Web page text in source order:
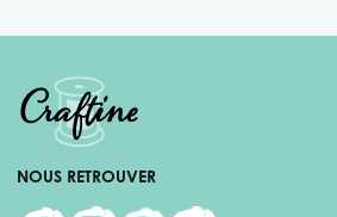
NOUS RETROUVER